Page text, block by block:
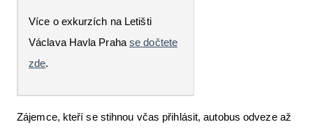
Více o exkurzích na Letišti
Václava Havla Praha se dočtete
zde.
Zájemce, kteří se stihnou včas přihlásit, autobus odveze až